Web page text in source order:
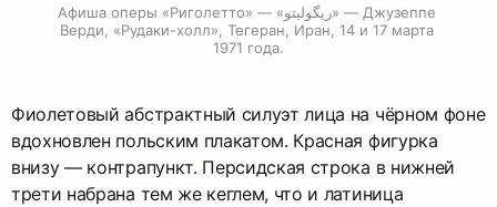
Афиша оперы «Риголетто» — «ريگوليتو» — Джузеппе
Верди, «Рудаки-холл», Тегеран, Иран, 14 и 17 марта
1971 года.
Фиолетовый абстрактный силуэт лица на чёрном фоне
вдохновлен польским плакатом. Красная фигурка
внизу — контрапункт. Персидская строка в нижней
трети набрана тем же кеглем, что и латиница